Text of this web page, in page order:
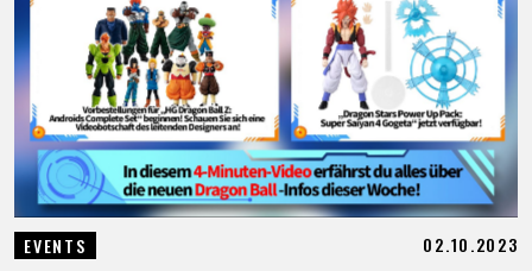
EVENTS 02.10.2023